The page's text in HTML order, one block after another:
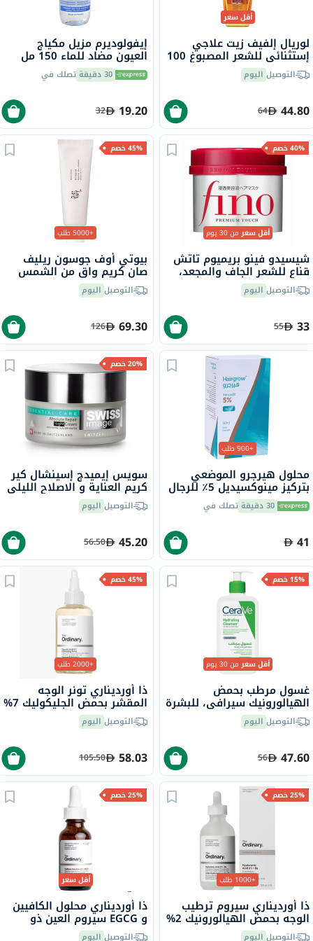
أقل سعر
لوريال إلفيف زيت علاجي
إستثنائي للشعر المصبوغ 100
ملالتوصيل اليوم
44.80
64
إيفولوديرم مزيل مكياج
العيون مضاد للماء 150 مل
18297 30 دقيقة تصلك في
19.20
32
40% خصم
أقل سعرمن 30 يوم
شيسيدو فينو بريميوم تاتش
قناع للشعر الجاف والمجعد،
230 جرامالتوصيل اليوم
33
55
45% خصم
+5000 طلب
بيوتي أوف جوسون ريليف
صان كريم واقٍ من الشمس
عضوي بلأرز والبروبيوتيك
التوصيل اليوم
69.30
126
+900 طلب
محلول هيرجرو الموضعي
بتركيز مينوكسيديل 5٪ للرجال
50 مل 30 دقيقة تصلك في
41
20% خصم
سويس إيميدج إسينشال كير
كريم العناية و الاصلاح الليلي
50 ملالتوصيل اليوم
45.20
56.50
15% خصم
أقل سعرمن 30 يوم
غسول مرطب بحمض
الهيالورونيك سيرافي، للبشرة
العادية إلى الجافة، 236 مل
التوصيل اليوم
47.60
56
45% خصم
+2000 طلب
ذا أورديناري تونر الوجه
المقشر بحمض الجليكوليك 7%
لتوحيد لون البشرة 240 مل
التوصيل اليوم
58.03
105.50
25% خصم
+1000 طلب
ذا أورديناري سيروم ترطيب
الوجه بحمض الهيالورونيك 2%
وفيتامين ب5 والسيراميد ذو التوصيل اليوم
25% خصم
أقل سعر
ذا أورديناري محلول الكافيين
و EGCG سيروم العين ذو
الأساس المائي للإنتفاخات
التوصيل اليوم